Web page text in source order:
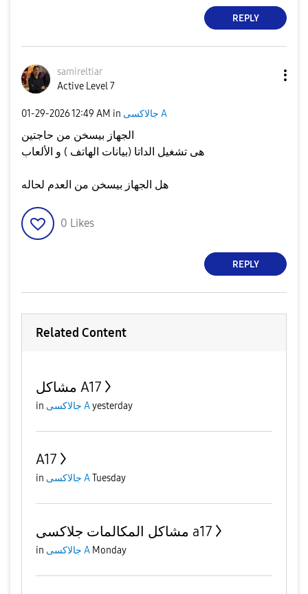
REPLY
samireltiar
Active Level 7
‎01-29-202612:49 AM in جالاكسى A
الجهاز بيسخن من حاجتين
هى تشغيل الداتا (بيانات الهاتف ) و الألعاب
هل الجهاز بيسخن من العدم لحاله
0 Likes
REPLY
Related Content
مشاكل A17
in جالاكسى Ayesterday
A17
in جالاكسى ATuesday
مشاكل المكالمات جلاكسى a17
in جالاكسى A Monday